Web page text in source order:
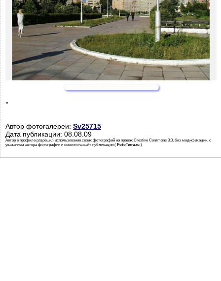
.
Автор фотогалереи: Sv25715
Дата публикации: 08.08.09
Автор в профиле разрешил использование своих фотографий на правах Creative Commons 3.0, без модификации, с
указанием автора фотографии и ссылки на сайт публикации ( FotoTerra.ru )